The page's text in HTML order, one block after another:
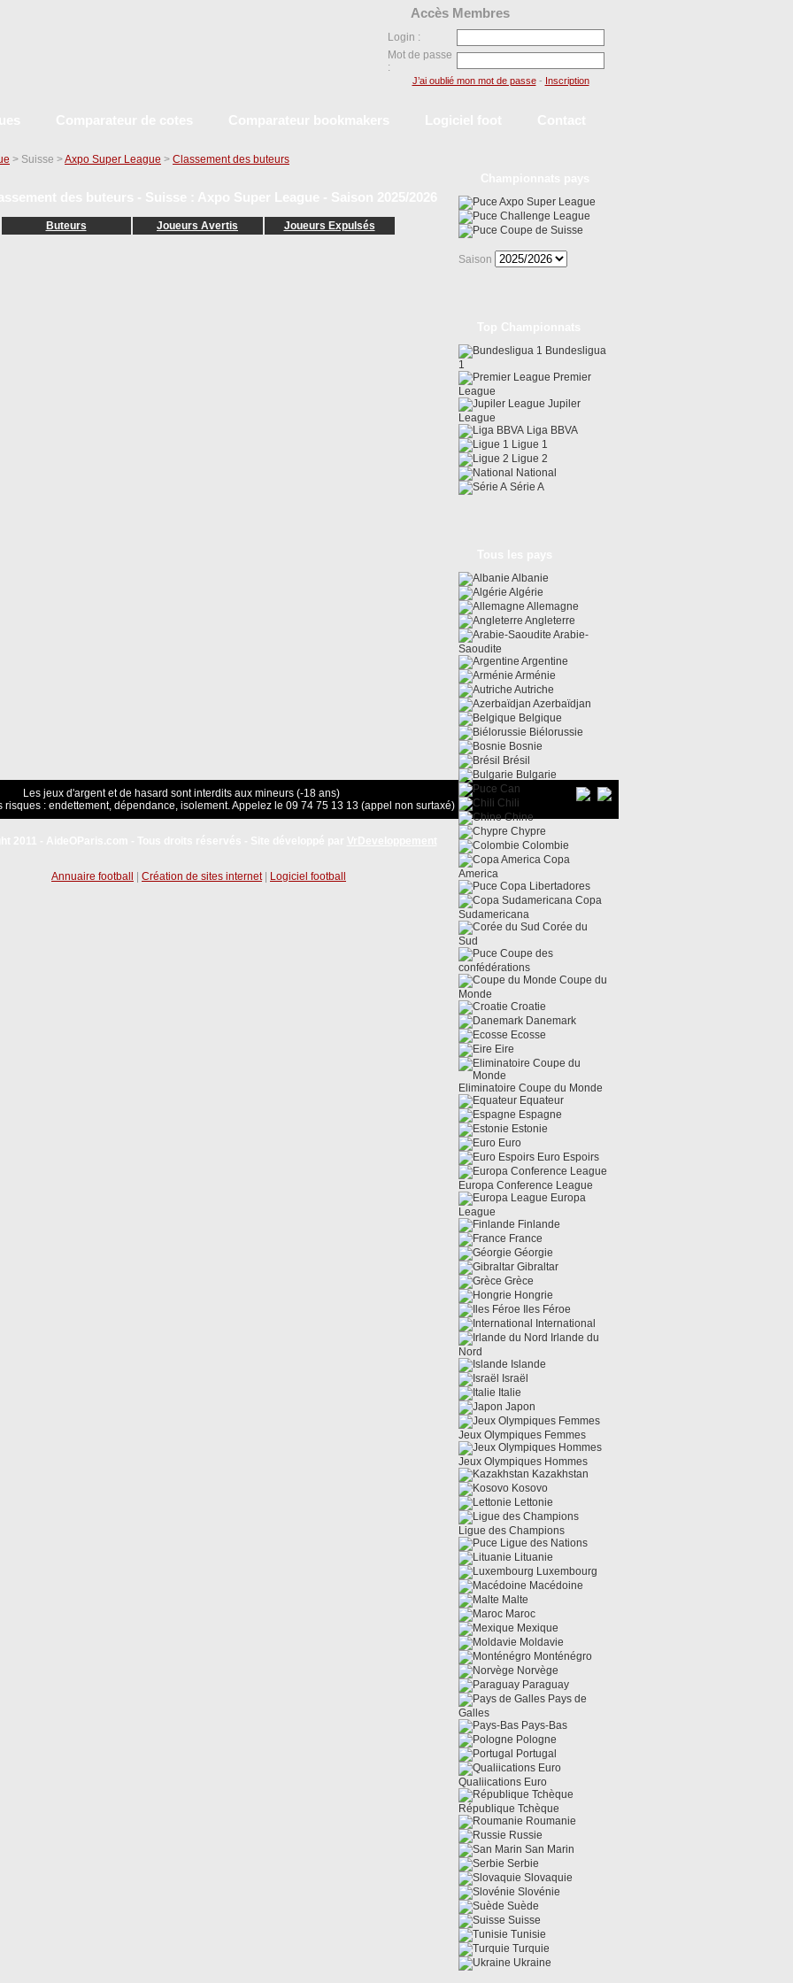
> Suisse >Axpo Super League > Classement des buteurs
Buteurs Joueurs Avertis Joueurs Expulsés
Axpo Super League
Challenge League
Coupe de Suisse
Saison
Bundesligua
1
Premier
League
Jupiler
League
Liga BBVA
Ligue 1
Ligue 2
National
Série A
Albanie
Algérie
Allemagne
Angleterre
Arabie-
Saoudite
Argentine
Arménie
Autriche
Azerbaïdjan
Belgique
Biélorussie
Bosnie
Brésil
Bulgarie
Can
Chili
Chine
Chypre
Colombie
Copa
America
Copa Libertadores
Copa
Sudamericana
Corée du
Sud
Coupe des
confédérations
Coupe du
Monde
Croatie
Danemark
Ecosse
Eire
Eliminatoire Coupe du Monde
Equateur
Espagne
Estonie
Euro
Euro Espoirs
Europa Conference League
Europa
League
Finlande
France
Géorgie
Gibraltar
Grèce
Hongrie
Iles Féroe
International
Irlande du
Nord
Islande
Israël
Italie
Japon
Jeux Olympiques Femmes
Jeux Olympiques Hommes
Kazakhstan
Kosovo
Lettonie
Ligue des Champions
Ligue des Nations
Lituanie
Luxembourg
Macédoine
Malte
Maroc
Mexique
Moldavie
Monténégro
Norvège
Paraguay
Pays de
Galles
Pays-Bas
Pologne
Portugal
Qualiications Euro
République Tchèque
Roumanie
Russie
San Marin
Serbie
Slovaquie
Slovénie
Suède
Suisse
Tunisie
Turquie
Ukraine
Les jeux d'argent et de hasard sont interdits aux mineurs (-18 ans)
risques : endettement, dépendance, isolement. Appelez le 09 74 75 13 13 (appel non surtaxé)
Annuaire football Création de sites internet| Logiciel football
Accès Membres
Login :
Mot de passe
:
J’ai oublié mon mot de passe- Inscription